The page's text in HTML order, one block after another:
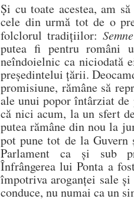
Și cu toate acestea, am
cele din urmă tot de o
folclorul tradițiilor:
putea fi pentru români
neîndoielnic ca niciodată
președintelui țării.
promisiune, rămâne să
ale unui popor întârziat
că nici acum, la un sfert
putea rămâne din nou la
pot pune tot de la
Parlament ca și sub
Înfrângerea lui Ponta a
împotriva aroganței sale
conduce, nu numai ca un